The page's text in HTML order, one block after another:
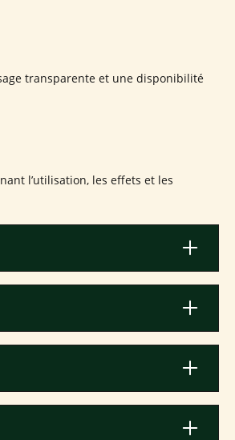
transparente et une disponibilité
l’utilisation, les effets et les